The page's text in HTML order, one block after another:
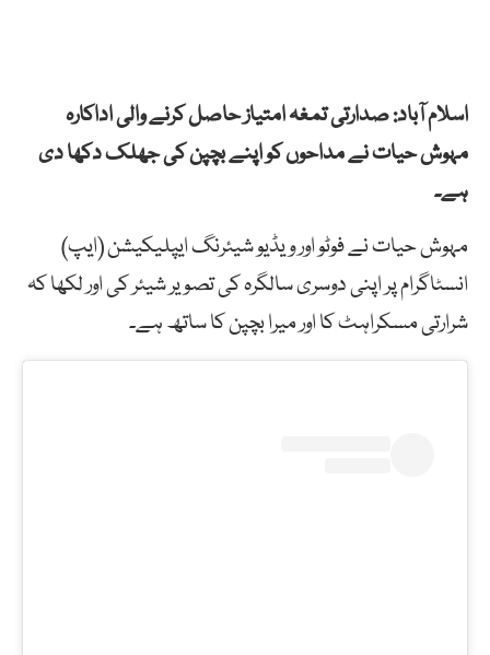
اسلام آباد: صدارتی تمغہ امتیاز حاصل کرنے والی اداکارہ
مہوش حیات نے مداحوں کو اپنے بچپن کی جھلک دکھا دی
ہے۔
مہوش حیات نے فوٹو اور ویڈیو شیئرنگ ایپلیکیشن (ایپ)
انسٹاگرام پر اپنی دوسری سالگرہ کی تصویر شیئر کی اور لکھا کہ
شرارتی مسکراہٹ کا اور میرا بچپن کا ساتھ ہے۔